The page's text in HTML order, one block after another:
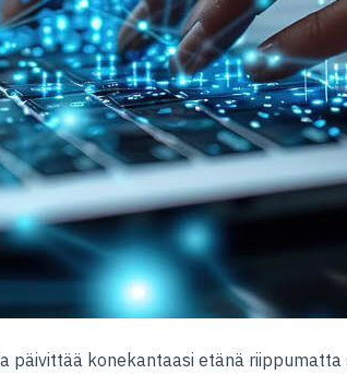
konekantaasi etänä